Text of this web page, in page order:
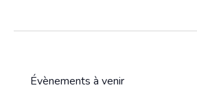
Évènements à venir